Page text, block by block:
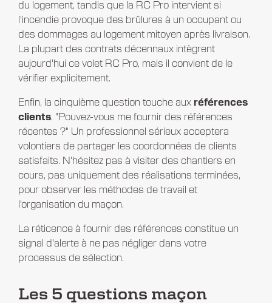
du logement, tandis que la RC Pro intervient si
l'incendie provoque des brûlures à un occupant ou
des dommages au logement mitoyen après livraison.
La plupart des contrats décennaux intègrent
aujourd'hui ce volet RC Pro, mais il convient de le
vérifier explicitement.
Enfin, la cinquième question touche aux références
clients. "Pouvez-vous me fournir des références
récentes ?" Un professionnel sérieux acceptera
volontiers de partager les coordonnées de clients
satisfaits. N'hésitez pas à visiter des chantiers en
cours, pas uniquement des réalisations terminées,
pour observer les méthodes de travail et
l'organisation du maçon.
La réticence à fournir des références constitue un
signal d'alerte à ne pas négliger dans votre
processus de sélection.
Les 5 questions maçon